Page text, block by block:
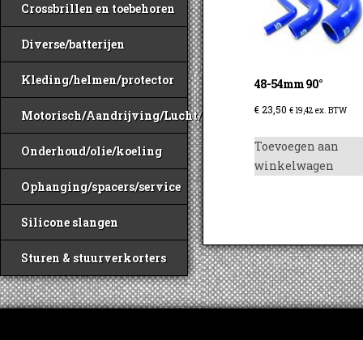
Crossbrillen en toebehoren
Diverse/batterijen
Kleding/helmen/protector
Motorisch/Aandrijving/Lucht/Benzine
Onderhoud/olie/koeling
Ophanging/spacers/service
Silicone slangen
Sturen & stuurverkorters
48-54mm 90°
€23,50 € 19,42 ex. BTW
Toevoegen aan
winkelwagen